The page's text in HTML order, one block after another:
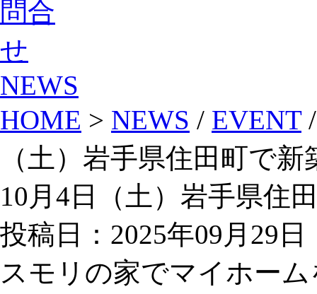
NEWS
HOME > NEWS / EVENT
（土）岩手県住田町で
10月4日（土）岩手県住
投稿日：2025年09月29日
スモリの家でマイホー